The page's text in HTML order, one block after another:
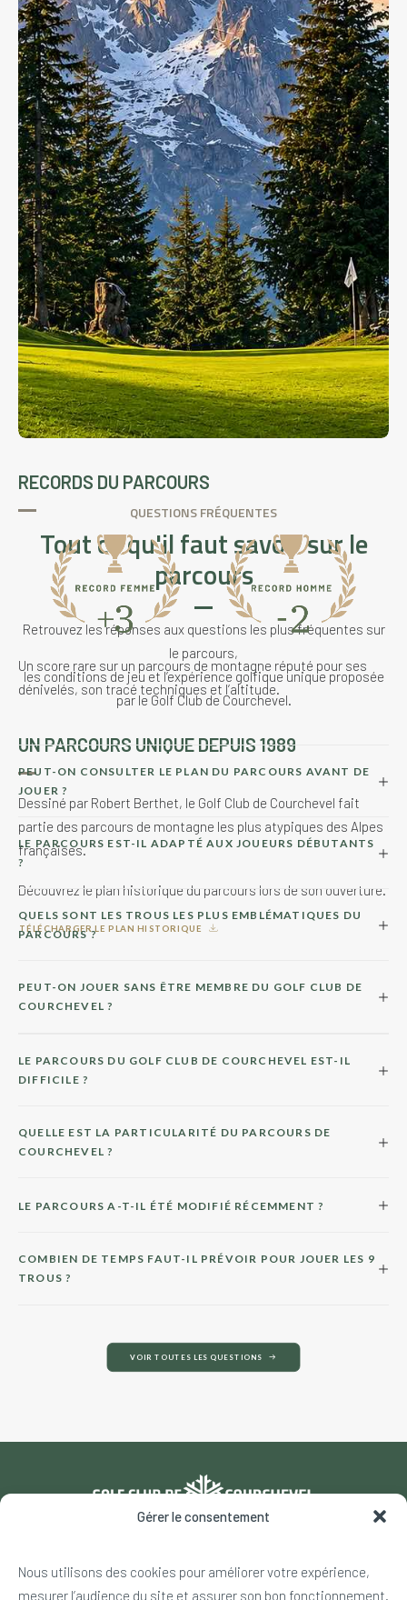
Gérer le consentement
Nous utilisons des cookies pour améliorer votre expérience,
mesurer l’audience du site et assurer son bon fonctionnement.
RECORDS DU PARCOURS
Un score rare sur un parcours de montagne réputé pour ses
dénivelés, son tracé techniques et l’altitude.
UN PARCOURS UNIQUE DEPUIS 1989
Dessiné par Robert Berthet, le Golf Club de Courchevel fait
partie des parcours de montagne les plus atypiques des Alpes
françaises.
Découvrez le plan historique du parcours lors de son ouverture.
TÉLÉCHARGER LE PLAN HISTORIQUE
QUESTIONS FRÉQUENTES
Tout ce qu'il faut savoir sur le
parcours
Retrouvez les réponses aux questions les plus fréquentes sur
le parcours,
les conditions de jeu et l’expérience golfique unique proposée
par le Golf Club de Courchevel.
LE PARCOURS DU GOLF CLUB DE COURCHEVEL EST-IL
DIFFICILE ?
QUELLE EST LA PARTICULARITÉ DU PARCOURS DE
COURCHEVEL ?
LE PARCOURS A-T-IL ÉTÉ MODIFIÉ RÉCEMMENT ?
COMBIEN DE TEMPS FAUT-IL PRÉVOIR POUR JOUER LES 9
TROUS ?
PEUT-ON CONSULTER LE PLAN DU PARCOURS AVANT DE
JOUER ?
LE PARCOURS EST-IL ADAPTÉ AUX JOUEURS DÉBUTANTS
?
QUELS SONT LES TROUS LES PLUS EMBLÉMATIQUES DU
PARCOURS ?
PEUT-ON JOUER SANS ÊTRE MEMBRE DU GOLF CLUB DE
COURCHEVEL ?
VOIR TOUTES LES QUESTIONS
540 rue du Jardin Alpin – 73120 Courchevel